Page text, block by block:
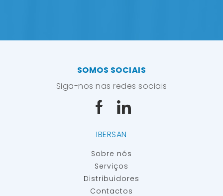
IBERSAN
Sobre nós
Serviços
Distribuidores
Contactos
SOMOS SOCIAIS
Siga-nos nas redes sociais